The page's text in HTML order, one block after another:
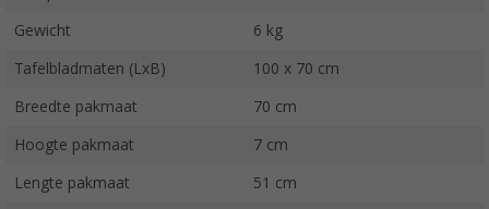
Gewicht 6 kg
Tafelbladmaten (LxB) 100 x 70 cm
Breedte pakmaat 70 cm
Hoogte pakmaat 7 cm
Lengte pakmaat 51 cm